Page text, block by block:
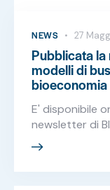
NEWS 27
Pubblicata
modelli di
bioeconomia
E' disponibile
newsletter di